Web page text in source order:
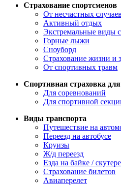
Страхование спортсменов
От несчастных случаев
Активный отдых
Экстремальные виды
Горные лыжи
Сноуборд
Страхование жизни и
От спортивных травм
Спортивная страховка для
Для соревнований
Для спортивной
Виды транспорта
Путешествие на
Переезд на автобусе
Круизы
Ж/д переезд
Езда на байке / скутере
Страхование билетов
Авиаперелет